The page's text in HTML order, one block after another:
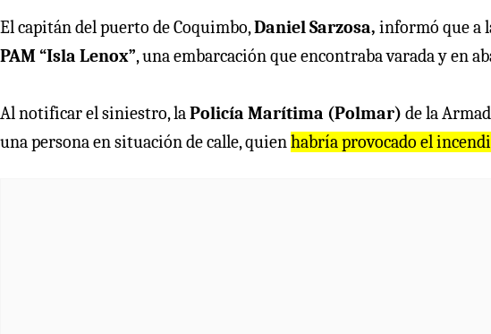
El capitán del puerto de Coquimbo,Daniel Sarzosa, informó que a
PAM “Isla Lenox”, una embarcación que encontraba varada y en
Al notificar el siniestro, laPolicía Marítima (Polmar) de la
una persona en situación de calle, quienhabría provocado el